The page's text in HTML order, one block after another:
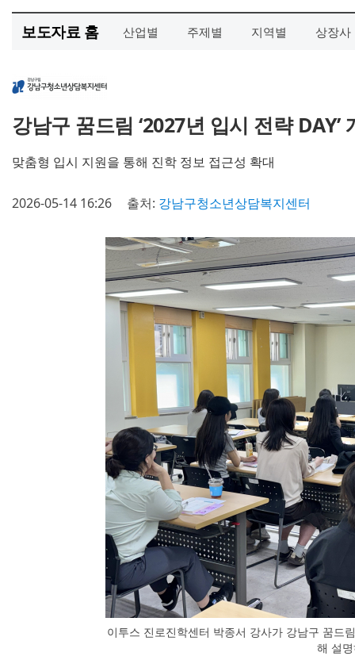
보도자료 홈 산업별 주제별 지역별 상장사
강남구 꿈드림 ‘2027년 입시 전략 DAY’
맞춤형 입시 지원을 통해 진학 정보 접근성 확대
2026-05-14 16:26 출처: 강남구청소년상담복지센터
이투스 진로진학센터 박종서 강사가 강남구 꿈드
해 설